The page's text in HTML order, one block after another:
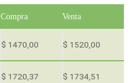
Compra Venta
$ 1470,00 $ 1520,00
$ 1720,37 $ 1734,51